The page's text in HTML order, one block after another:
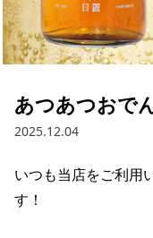
あつあつおで
2025.12.04
いつも当店をご利用
す！